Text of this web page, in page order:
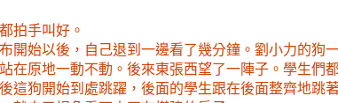
拍手叫好。
開始以後，自己退到一邊看了幾分鐘。劉小力的狗
在原地一動不動。後來東張西望了一陣子。學生們
這狗開始到處跳躍，後面的學生跟在後面整齊地跳